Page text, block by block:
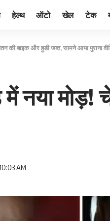
हेल्थ ऑटो खेल टेक
की बाइक और हुडी जब्त, सामने आया पुराना
नया मोड़!
AM